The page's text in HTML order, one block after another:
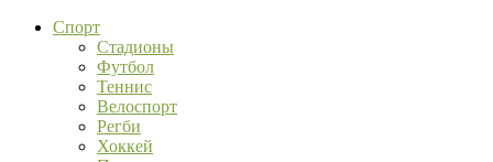
Спорт
Стадионы
Футбол
Теннис
Велоспорт
Регби
Хоккей